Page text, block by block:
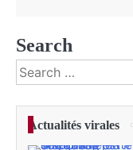
Search
Search
for:
Actualités virales